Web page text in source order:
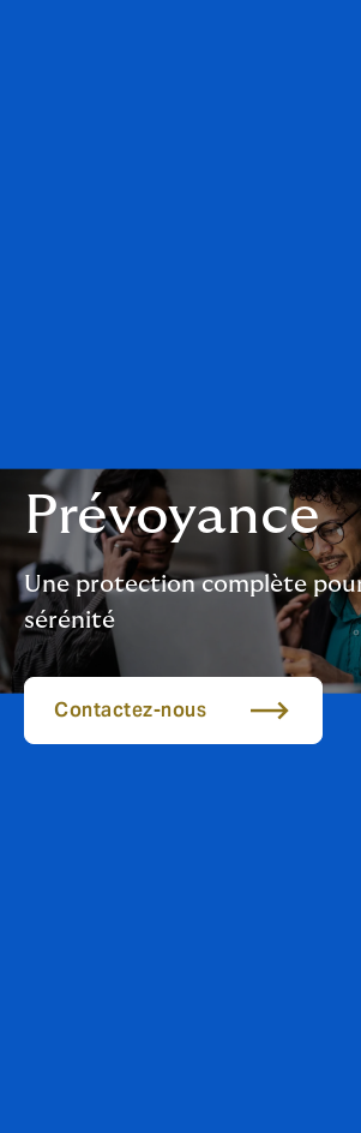
Prévoyance
Une protection complète
sérénité
Contactez-nous